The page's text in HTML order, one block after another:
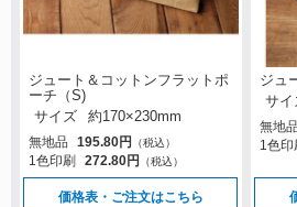
ジュート＆コットンフラットポ
ーチ（S)
サイズ
約170×230mm
無地品
195.80円 （税込）
1色印刷 272.80円 （税込）
価格表・ご注文はこちら
ジュ
サイ
無地品
1色印